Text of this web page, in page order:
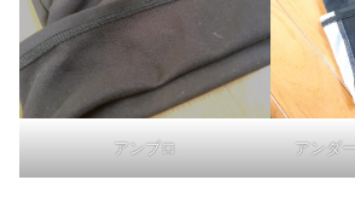
アンブロ アンダ